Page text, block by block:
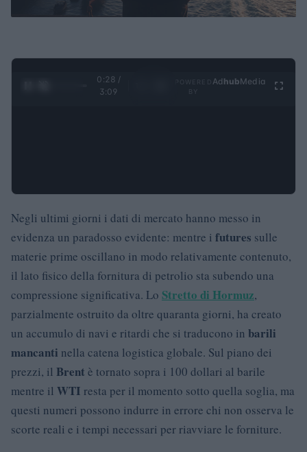
0:29 /
3:09
Ad hubMedia
Negli ultimi giorni i dati di mercato hanno messo in
evidenza un paradosso evidente: mentre i futures sulle
materie prime oscillano in modo relativamente contenuto,
il lato fisico della fornitura di petrolio sta subendo una
compressione significativa. Lo Stretto di Hormuz,
parzialmente ostruito da oltre quaranta giorni, ha creato
un accumulo di navi e ritardi che si traducono in barili
mancanti nella catena logistica globale. Sul piano dei
prezzi, il Brent è tornato sopra i 100 dollari al barile
mentre il WTI resta per il momento sotto quella soglia, ma
questi numeri possono indurre in errore chi non osserva le
scorte reali e i tempi necessari per riavviare le forniture.